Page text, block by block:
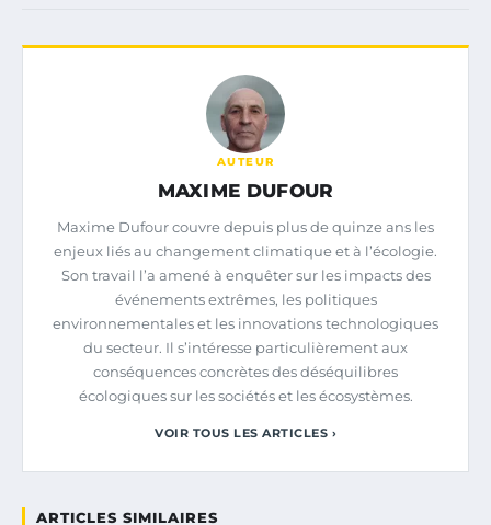
AUTEUR
MAXIME DUFOUR
Maxime Dufour couvre depuis plus de quinze ans les
enjeux liés au changement climatique et à l’écologie.
Son travail l’a amené à enquêter sur les impacts des
événements extrêmes, les politiques
environnementales et les innovations technologiques
du secteur. Il s’intéresse particulièrement aux
conséquences concrètes des déséquilibres
écologiques sur les sociétés et les écosystèmes.
VOIR TOUS LES ARTICLES ›
ARTICLES SIMILAIRES